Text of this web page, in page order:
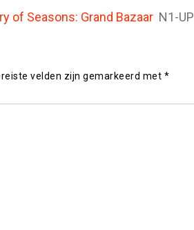
of Seasons: Grand Bazaar N1-UP
velden zijn gemarkeerd met *